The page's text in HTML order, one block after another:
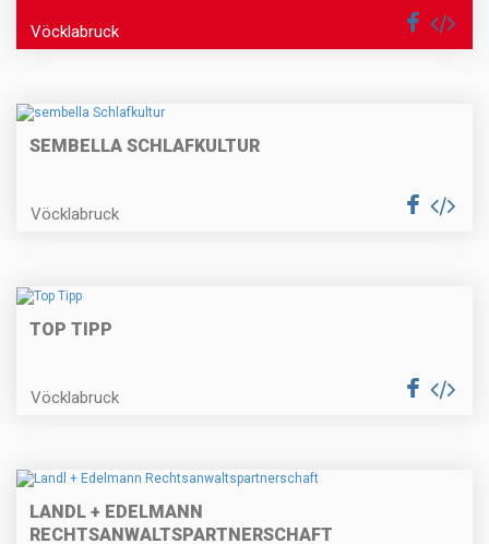
Vöcklabruck
SEMBELLA SCHLAFKULTUR
Vöcklabruck
TOP TIPP
Vöcklabruck
LANDL + EDELMANN
RECHTSANWALTSPARTNERSCHAFT